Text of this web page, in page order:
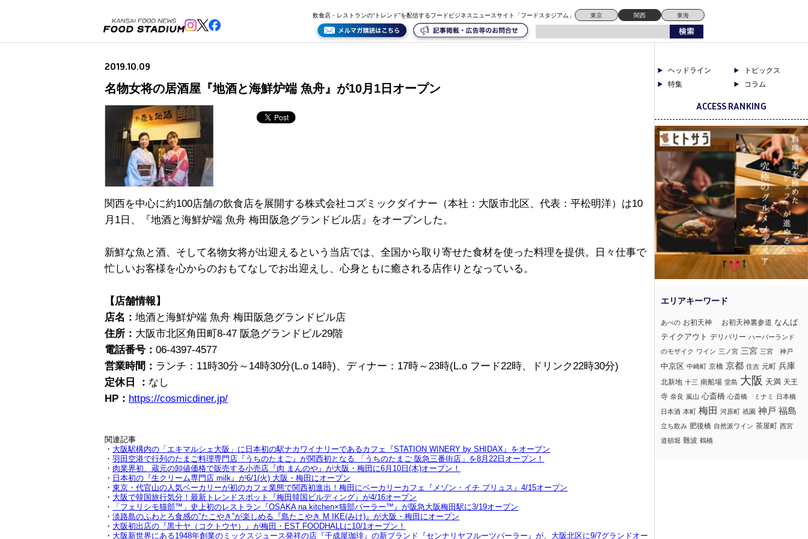
飲食店・レストランの“トレンド”を配信するフードビジネスニュースサイト「フードスタジアム」 東京 関西 東海
2019.10.09
名物女将の居酒屋『地酒と海鮮炉端 魚舟』が10月1日オープン
関西を中心に約100店舗の飲食店を展開する株式会社コズミックダイナー（本社：大阪市北区、代表：平松明洋）は10
月1日、『地酒と海鮮炉端 魚舟 梅田阪急グランドビル店』をオープンした。
新鮮な魚と酒、そして名物女将が出迎えるという当店では、全国から取り寄せた食材を使った料理を提供。日々仕事で
忙しいお客様を心からのおもてなしでお出迎えし、心身ともに癒される店作りとなっている。
【店舗情報】
店名：地酒と海鮮炉端 魚舟 梅田阪急グランドビル店
住所： 大阪市北区角田町8-47 阪急グランドビル29階
電話番号：06-4397-4577
営業時間： ランチ：11時30分～14時30分(L.o 14時)、ディナー：17時～23時(L.o フード22時、ドリンク22時30分)
定休日 ： なし
HP： https://cosmicdiner.jp/
関連記事
・ 大阪駅構内の「エキマルシェ大阪」に日本初の駅ナカワイナリーであるカフェ『STATION WINERY by SHIDAX』をオープン
・羽田空港で行列のたまご料理専門店『うちのたまご』が関西初となる 「うちのたまご 阪急三番街店」を8月22日オープン！
・ 肉業界初、蔵元の卸値価格で販売する小売店『肉 まんのや』が大阪・梅田に6月10日(木)オープン！
・ 日本初の『生クリーム専門店 milk』が6/1(火) 大阪・梅田にオープン
・東京・代官山の人気ベーカリーが初のカフェ業態で関西初進出！梅田にベーカリーカフェ『メゾン・イチ プリュス』4/15オープン
・ 大阪で韓国旅行気分！最新トレンドスポット『梅田韓国ビルディング』が4/16オープン
・
「フェリシモ猫部™」史上初のレストラン『OSAKA na kitchen×猫部パーラー™』が阪急大阪梅田駅に3/19オープン
・淡路島のふわとろ食感の”たこやき”が楽しめる『島たこやき M IKE(みけ)』が大阪・梅田にオープン
・ 大阪初出店の『黒十ヤ（コクトウヤ）』が梅田・EST FOODHALLに10/1オープン！
・ 大阪新世界にある1948年創業のミックスジュース発祥の店『千成屋珈琲』の新ブランド『センナリヤフルーツパーラー』が、大阪北区に9/7グランドオー
ヘッドライン
トピックス
特集
コラム
ACCESS RANKING
あべの お初天神 お初天神裏参道 なんば
テイクアウト デリバリー ハーバーランド
のモザイク ワイン 三ノ宮 三宮 三宮 神戸
中京区 中崎町 京橋 京都 住吉 元町 兵庫
北新地 十三 南船場 堂島 大阪 天満 天王
寺 奈良 嵐山 心斎橋 心斎橋 ミナミ 日本橋
日本酒 本町 梅田 河原町 祇園 神戸 福島
立ち飲み 肥後橋 自然派ワイン 茶屋町 西宮
道頓堀 難波 鶴橋